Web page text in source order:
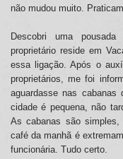
não mudou muito.
Descobri uma
proprietário reside em
essa ligação. Após o
proprietários, me foi
aguardasse nas
cidade é pequena, não
As cabanas são
café da manhã é
funcionária. Tudo certo.